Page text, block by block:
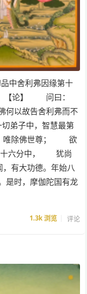
中舍利弗因缘第十
论】 问曰：
以故告舍利弗而不
子中，智慧最第
唯除佛世尊； 欲
六分中， 犹尚
有大功德。年始八
是时，摩伽陀国有龙
1.3k浏览 评论